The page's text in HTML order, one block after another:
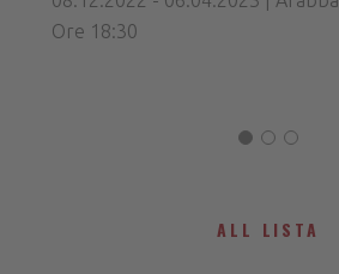
Ore 18:30
ALL LISTA